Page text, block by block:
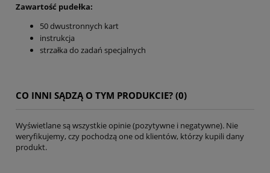
Zawartość pudełka:
50 dwustronnych kart
instrukcja
strzałka do zadań specjalnych
CO INNI SĄDZĄ O TYM PRODUKCIE? (0)
Wyświetlane są wszystkie opinie (pozytywne i negatywne). Nie
weryfikujemy, czy pochodzą one od klientów, którzy kupili dany
produkt.